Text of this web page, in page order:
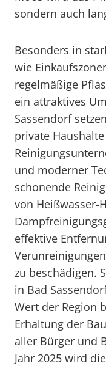
sondern auch
Besonders in
wie
regelmäßige
ein attraktives
Sassendorf
private
und moderner
schonende
von Heißwasser-
effektive
zu beschädigen.
in Bad
Wert der Region
Erhaltung der
aller Bürger und
Jahr 2025 wird